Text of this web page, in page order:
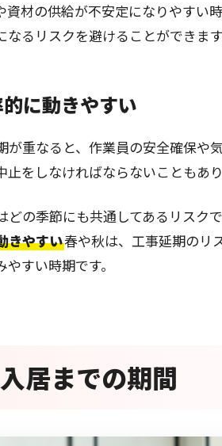
資材の供給が不安定になりやすい
るリスクを避けることができます
に動きやすい
が重なると、作業員の安全確保や
止をしなければならないこともあり
どの季節にも共通してあるリスクで
きやすい春や秋は、工事延期のリ
すい時期です。
居までの期間